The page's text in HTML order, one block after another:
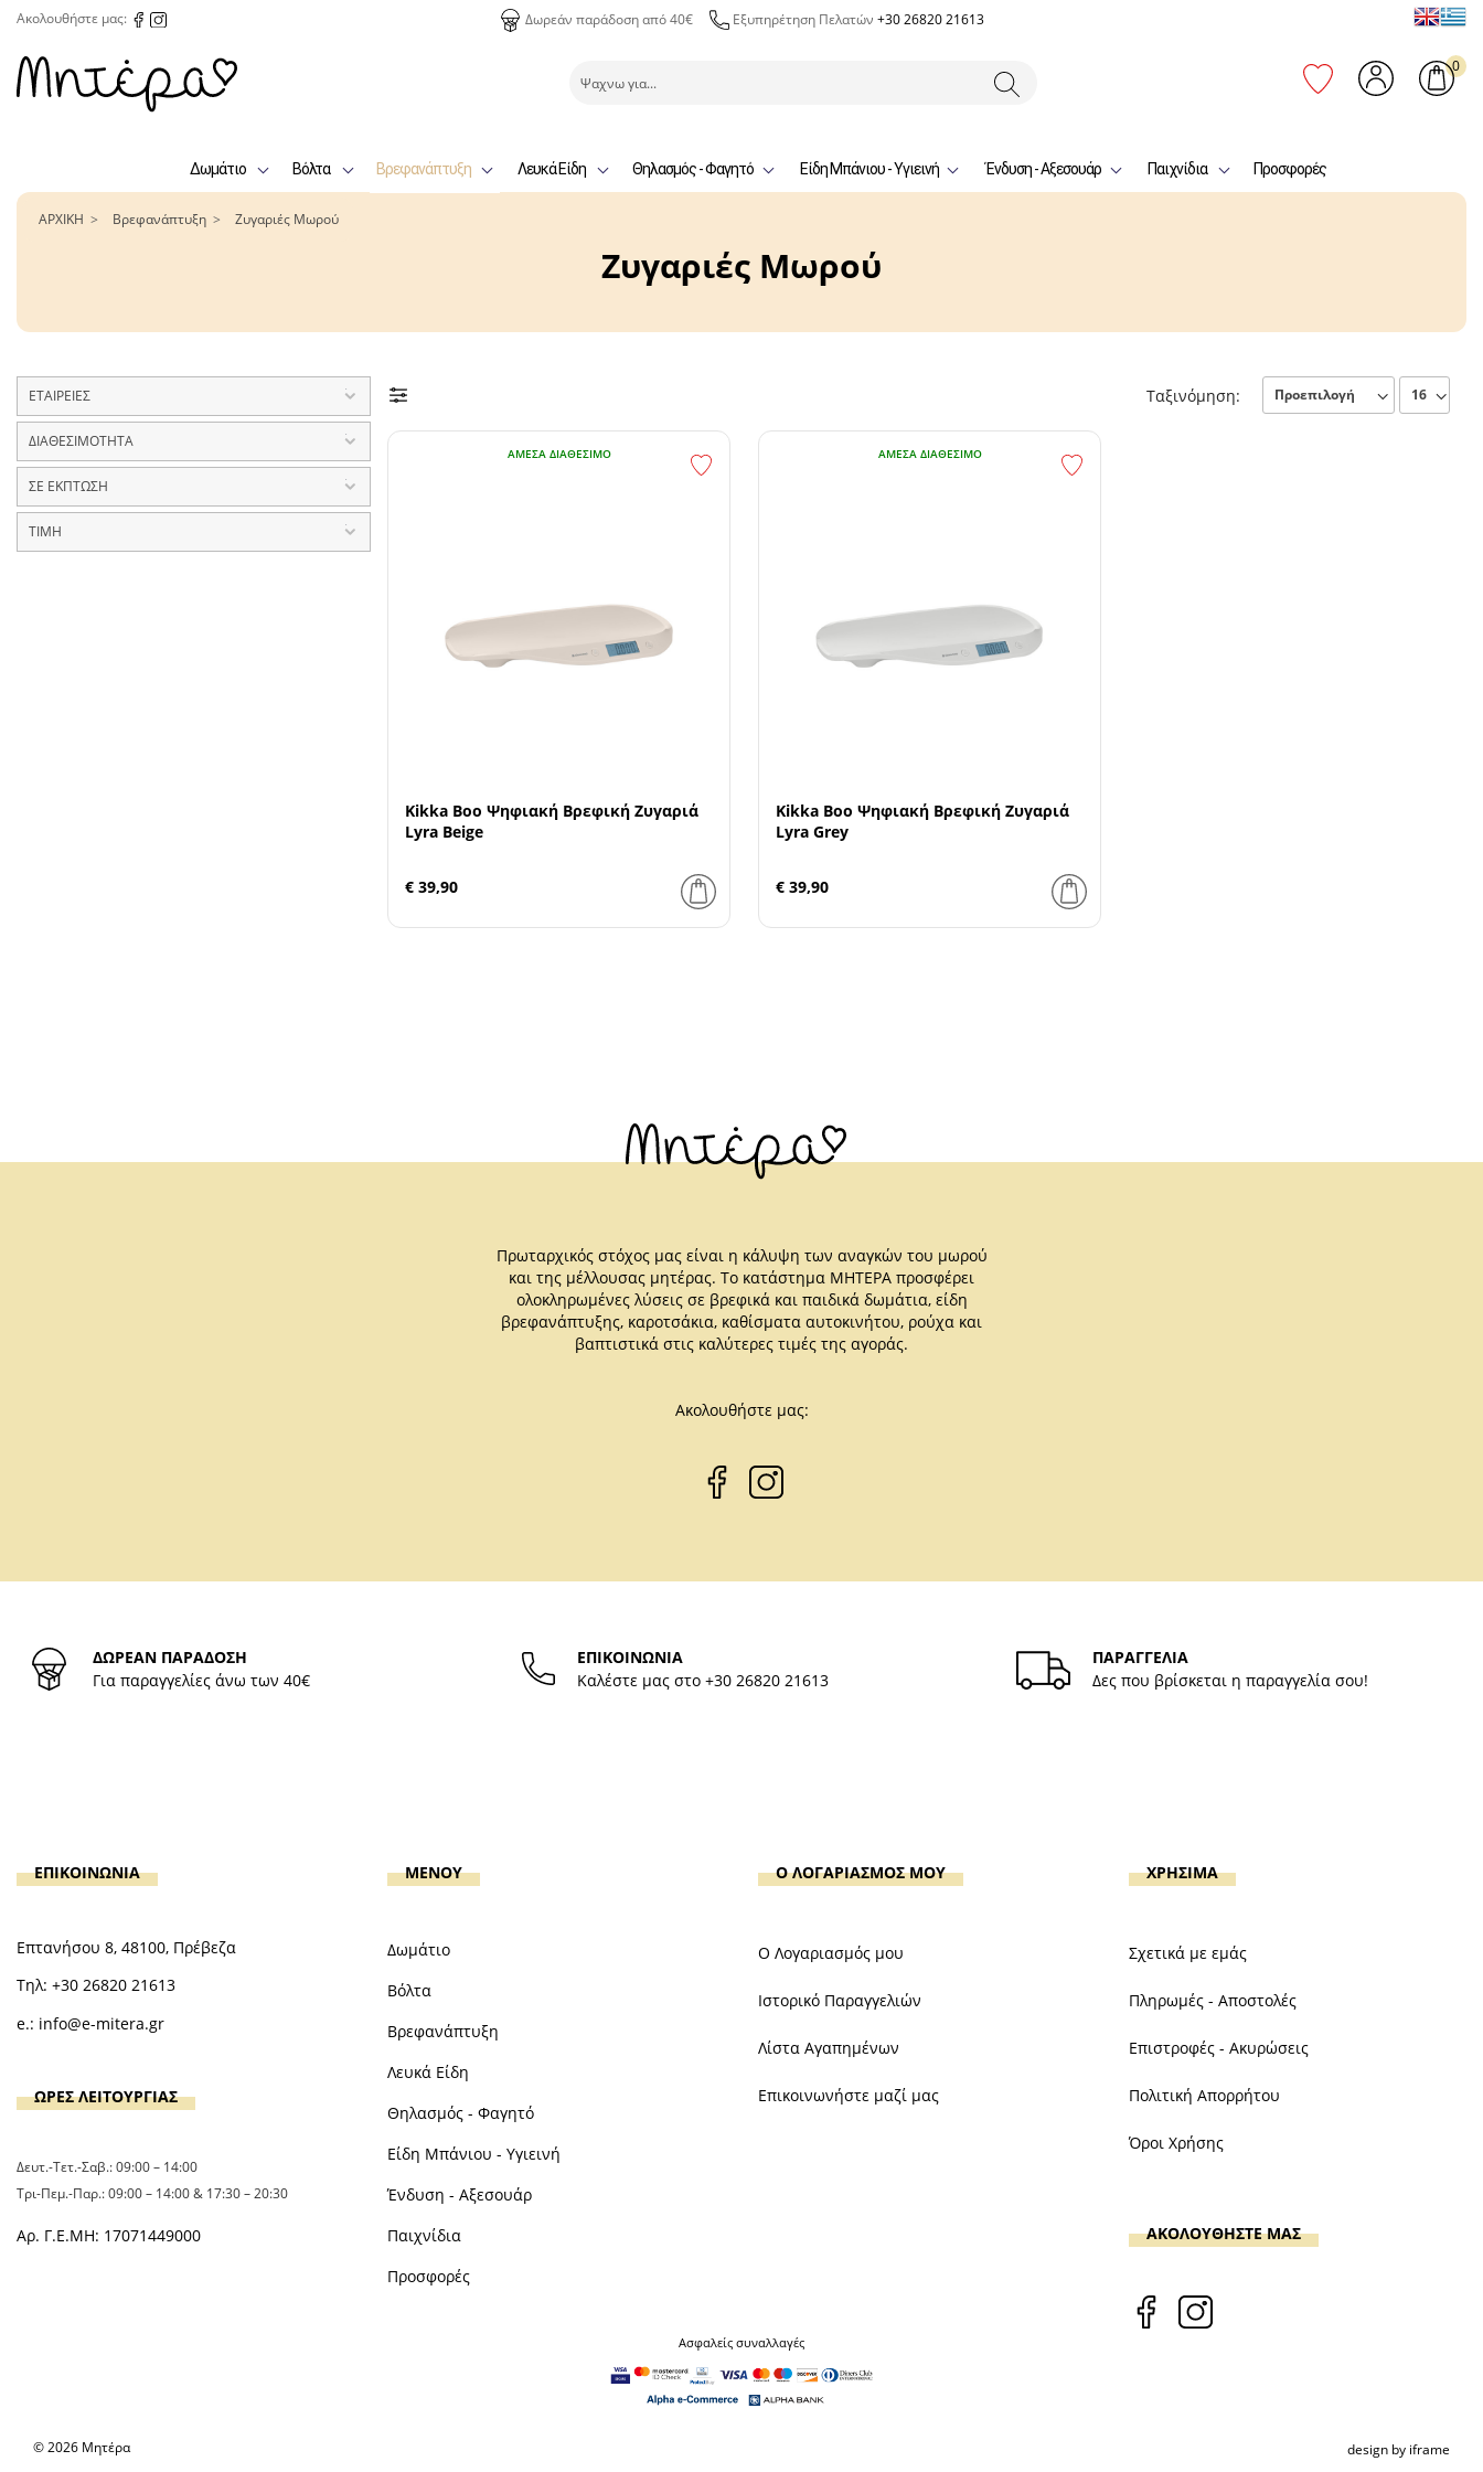
Ακολουθήστε μας: Δωρεάν παράδοση από 40€ Εξυπηρέτηση Πελατών +30 26820 21613
0
Δωμάτιο Βόλτα Βρεφανάπτυξη Λευκά Είδη Θηλασμός - Φαγητό Είδη Μπάνιου - Υγιεινή Ένδυση - Αξεσουάρ Παιχνίδια Προσφορές
ΑΡΧΙΚΗ Βρεφανάπτυξη Ζυγαριές Μωρού
Ζυγαριές Μωρού
ΕΤΑΙΡΕΙΕΣ
Kikka Boo 2
ΔΙΑΘΕΣΙΜΟΤΗΤΑ
Άμεσα Διαθέσιμο
ΣΕ ΕΚΠΤΩΣΗ
ΤΙΜΗ
Ταξινόμηση:
ΆΜΕΣΑ ΔΙΑΘΈΣΙΜΟ
Kikka Boo Ψηφιακή Βρεφική Ζυγαριά
Lyra Beige
€ 39,90
ΆΜΕΣΑ ΔΙΑΘΈΣΙΜΟ
Kikka Boo Ψηφιακή Βρεφική Ζυγαριά
Lyra Grey
€ 39,90
Πρωταρχικός στόχος μας είναι η κάλυψη των αναγκών του μωρού
και της μέλλουσας μητέρας. Το κατάστημα ΜΗΤΕΡΑ προσφέρει
ολοκληρωμένες λύσεις σε βρεφικά και παιδικά δωμάτια, είδη
βρεφανάπτυξης, καροτσάκια, καθίσματα αυτοκινήτου, ρούχα και
βαπτιστικά στις καλύτερες τιμές της αγοράς.
Ακολουθήστε μας:
ΔΩΡΕΑΝ ΠΑΡΑΔΟΣΗ
Για παραγγελίες άνω των 40€
ΕΠΙΚΟΙΝΩΝΙΑ
Καλέστε μας στο +30 26820 21613
ΠΑΡΑΓΓΕΛΙΑ
Δες που βρίσκεται η παραγγελία σου!
ΕΠΙΚΟΙΝΩΝΙΑ
Επτανήσου 8, 48100, Πρέβεζα
Τηλ: +30 26820 21613
e.: info@e-mitera.gr
ΩΡΕΣ ΛΕΙΤΟΥΡΓΙΑΣ
Δευτ.-Τετ.-Σαβ.: 09:00 – 14:00
Τρι-Πεμ.-Παρ.: 09:00 – 14:00 & 17:30 – 20:30
Αρ. Γ.Ε.ΜΗ: 17071449000
MENOY
Δωμάτιο
Βόλτα
Βρεφανάπτυξη
Λευκά Είδη
Θηλασμός - Φαγητό
Είδη Μπάνιου - Υγιεινή
Ένδυση - Αξεσουάρ
Παιχνίδια
Προσφορές
Ο ΛΟΓΑΡΙΑΣΜΟΣ ΜΟΥ
Ο Λογαριασμός μου
Ιστορικό Παραγγελιών
Λίστα Αγαπημένων
Επικοινωνήστε μαζί μας
ΧΡΗΣΙΜΑ
Σχετικά με εμάς
Πληρωμές - Αποστολές
Επιστροφές - Ακυρώσεις
Πολιτική Απορρήτου
Όροι Χρήσης
ΑΚΟΛΟΥΘΗΣΤΕ ΜΑΣ
Ασφαλείς συναλλαγές
© 2026 Μητέρα
design by iframe